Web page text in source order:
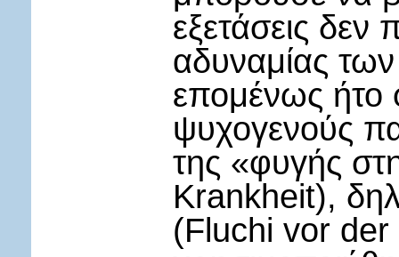
εξετάσεις δεν
αδυναμίας
επομένως ήτο
ψυχογενούς
της «φυγής
Krankheit),
(Fluchi vor